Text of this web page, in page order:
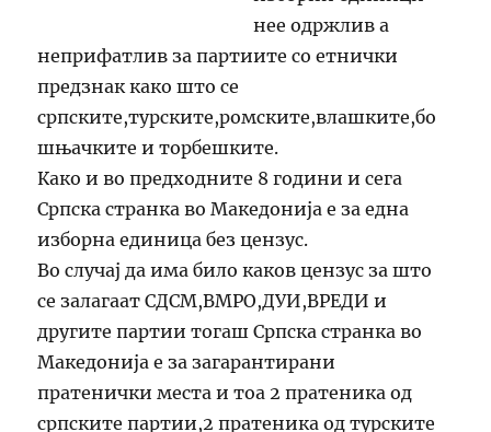
нее одржлив а
неприфатлив за партиите со етнички
предзнак како што се
српските,турските,ромските,влашките,бо
шњачките и торбешките.
Како и во предходните 8 години и сега
Српска странка во Македонија е за една
изборна единица без цензус.
Во случај да има било каков цензус за што
се залагаат СДСМ,ВМРО,ДУИ,ВРЕДИ и
другите партии тогаш Српска странка во
Македонија е за загарантирани
пратенички места и тоа 2 пратеника од
српските партии,2 пратеника од турските